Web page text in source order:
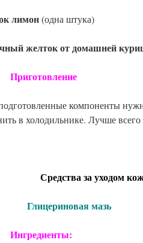
лимон(одна штука)
желток от домашней
компоненты
в холодильнике. Лучше всего
за уходом
Глицериновая мазь